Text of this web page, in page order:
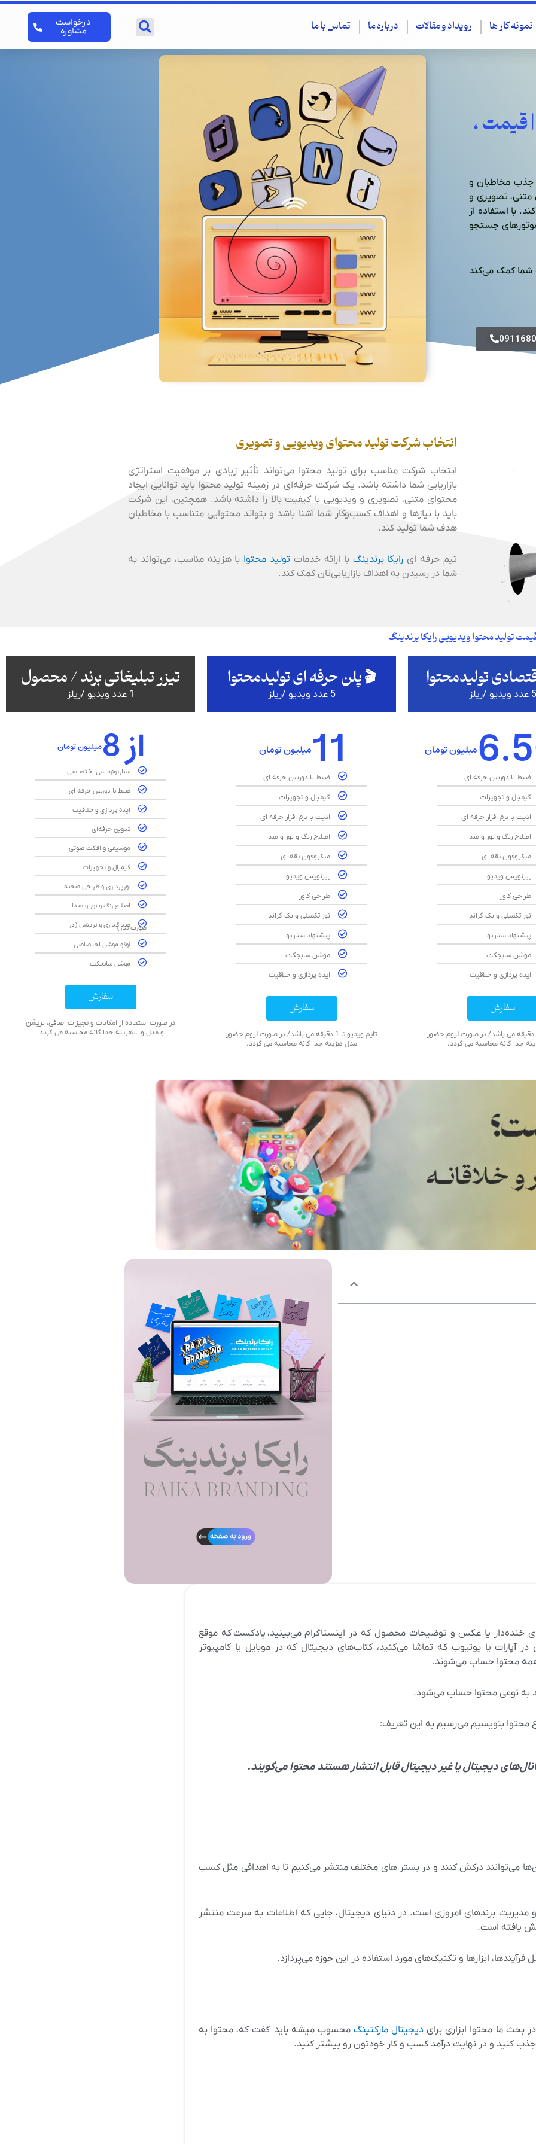
نمونه کار ها رویداد و مقالات درباره ما تماس با ما درخواست
مشاوره
| قیمت ،
جذب مخاطبان و
متنی، تصویری و
با استفاده از
جستجو
شما کمک می‌کند
انتخاب شرکت تولید محتوای ویدیویی و تصویری
انتخاب شرکت مناسب برای تولید محتوا می‌تواند تأثیر زیادی بر موفقیت استراتژی
بازاریابی شما داشته باشد. یک شرکت حرفه‌ای در زمینه تولید محتوا باید توانایی ایجاد
محتوای متنی، تصویری و ویدیویی با کیفیت بالا را داشته باشد. همچنین، این شرکت
باید با نیازها و اهداف کسب‌وکار شما آشنا باشد و بتواند محتوایی متناسب با مخاطبان
هدف شما تولید کند.
تیم حرفه ای رایکا برندینگ با ارائه خدمات تولید محتوا با هزینه مناسب، می‌تواند به
شما در رسیدن به اهداف بازاریابی‌تان کمک کند.
تولید محتوا ویدیویی رایکا برندینگ
تولیدمحتوا
5 عدد ویدیو /ریلز
میلیون تومان
ضبط با دوربین حرفه ای
گیمبال و تجهیزات
ادیت با نرم افزار حرفه ای
اصلاح رنگ و نور و صدا
میکروفون یقه ای
زیرنویس ویدیو
طراحی کاور
نور تکمیلی و بک گراند
پیشنهاد سناریو
موشن سابجکت
ایده پردازی و خلاقیت
سفارش
تایم ویدیو تا 1 دقیقه می باشد/ در صورت لزوم حضور
جدا گانه محاسبه می گردد.
🎬 پلن حرفه ای تولیدمحتوا
5 عدد ویدیو /ریلز
میلیون تومان11
ضبط با دوربین حرفه ای
گیمبال و تجهیزات
ادیت با نرم افزار حرفه ای
اصلاح رنگ و نور و صدا
میکروفون یقه ای
زیرنویس ویدیو
طراحی کاور
نور تکمیلی و بک گراند
پیشنهاد سناریو
موشن سابجکت
ایده پردازی و خلاقیت
سفارش
تایم ویدیو تا 1 دقیقه می باشد/ در صورت لزوم حضور
مدل هزینه جدا گانه محاسبه می گردد.
تیزر تبلیغاتی برند / محصول
1 عدد ویدیو /ریلز
میلیون تومان از 8سناریونویسی اختصاصی
ضبط با دوربین حرفه ای
ایده پردازی و خلاقیت
تدوین حرفه‌ای
موسیقی و افکت صوتی
گیمبال و تجهیزات
نورپردازی و طراحی صحنه
اصلاح رنگ و نور و صدا
صداگذاری و نریشن (درصورت نیاز)
لوگو موشن اختصاصی
موشن سابجکت
سفارش
در صورت استفاده از امکانات و تجیزات اضافی، نریشن
و مدل و...هزینه جدا گانه محاسبه می گردد.
خنده‌دار یا عکس و توضیحات محصول که در اینستاگرام می‌بینید، پادکست که موقع
یا یوتیوب که تماشا می‌کنید، کتاب‌های دیجیتال که در موبایل یا کامپیوتر
همه محتوا حساب می‌شوند.
به نوعی محتوا حساب می‌شود.
محتوا بنویسیم می‌رسیم به این تعریف:
دیجیتال یا غیر دیجیتال قابل انتشار هستند محتوا می‌گویند.
می‌توانند درکش کنند و در بستر های مختلف منتشر می‌کنیم تا به اهدافی مثل کسب
و مدیریت برندهای امروزی است. در دنیای دیجیتال، جایی که اطلاعات به سرعت منتشر
یافته است.
ابزارها و تکنیک‌های مورد استفاده در این حوزه می‌پردازد.
ما محتوا ابزاری برای دیجیتال مارکتینگ محسوب میشه باید گفت که، محتوا به
کنید و در نهایت درآمد کسب و کار خودتون رو بیشتر کنید.